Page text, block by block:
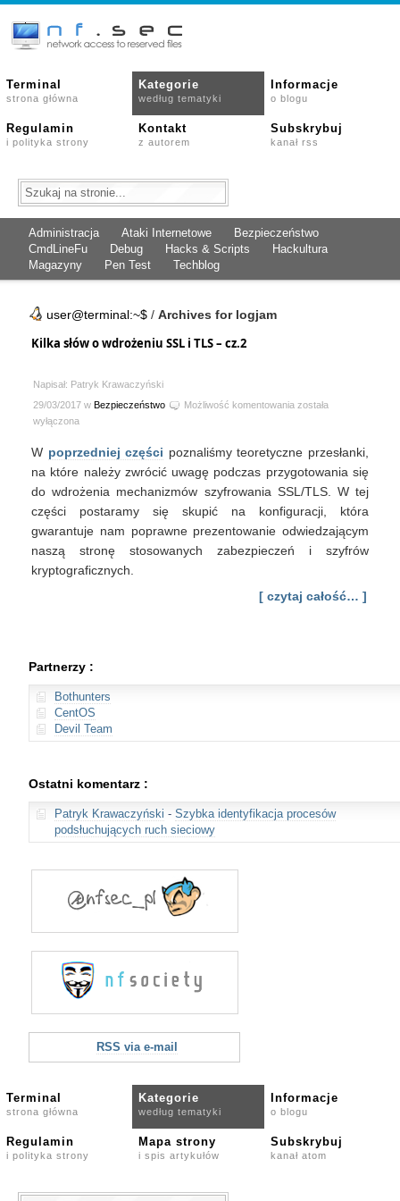
Terminal
strona główna
Kategorie
według tematyki
Informacje
o blogu
Regulamin
i polityka strony
Kontakt
z autorem
Subskrybuj
kanał rss
Administracja Ataki Internetowe
Bezpieczeństwo
CmdLineFu
Debug Hacks & Scripts
Hackultura
Magazyny
Pen Test Techblog
user@terminal:~$ / Archives for logjam
Kilka słów o wdrożeniu SSL i TLS – cz.2
Napisał: Patryk Krawaczyński
29/03/2017 w Bezpieczeństwo Możliwość komentowania Kilka
wdrożeniu
SSL
–
cz.2
została
wyłączona
W poprzedniej części poznaliśmy teoretyczne przesłanki,
na które należy zwrócić uwagę podczas przygotowania się
do wdrożenia mechanizmów szyfrowania SSL/TLS. W tej
części postaramy się skupić na konfiguracji, która
gwarantuje nam poprawne prezentowanie odwiedzającym
naszą stronę stosowanych zabezpieczeń i szyfrów
kryptograficznych.
[ czytaj całość… ]
Partnerzy :
Bothunters
CentOS
Devil Team
Ostatni komentarz :
Patryk Krawaczyński - Szybka identyfikacja procesów
podsłuchujących ruch sieciowy
RSS via e-mail
Terminal
strona główna
Kategorie
według tematyki
Informacje
o blogu
Regulamin
i polityka strony
Mapa strony
i spis artykułów
Subskrybuj
kanał atom